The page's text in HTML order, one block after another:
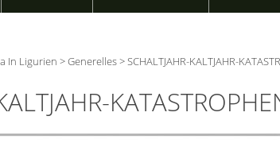
In Ligurien >Generelles>SCHALTJAHR-KALTJAHR-